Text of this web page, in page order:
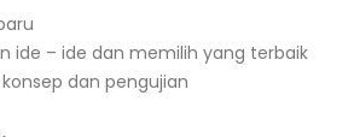
ide – ide dan memilih yang terbaik
dan pengujian